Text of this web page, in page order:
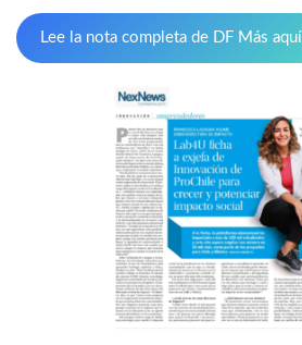
Lee la nota completa de DF Más aquí